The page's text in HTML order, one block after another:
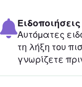
Αυτόματες
τη λήξη του
γνωρίζετε